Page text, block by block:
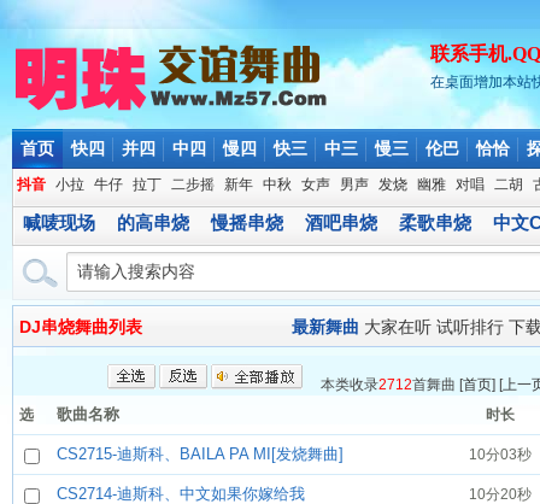
联系手机
在桌面增加本站
首页 快四 并四 中四 慢四 快三 中三 慢三 伦巴 恰恰
抖音 小拉 牛仔 拉丁 二步摇 新年 中秋 女声 男声 发烧 幽雅 对唱 二胡
喊唛现场 的高串烧 慢摇串烧 酒吧串烧 柔歌串烧 中文
DJ串烧舞曲列表 最新舞曲 大家在听 试听排行 下
本类收录2712首舞曲 [首页] [上一
选
歌曲名称 时长
CS2715-迪斯科、BAILA PA MI[发烧舞曲] 10分03秒
CS2714-迪斯科、中文如果你嫁给我 10分20秒